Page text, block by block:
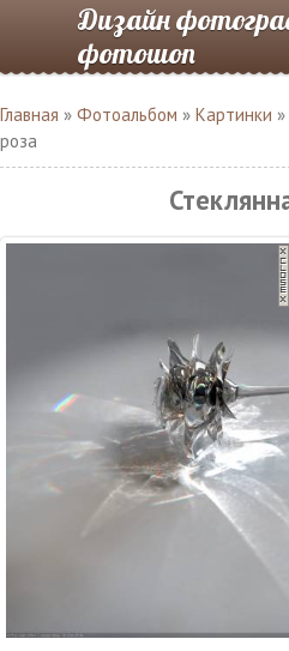
Дизайн
фотошоп
Главная » Фотоальбом » Картинки »
роза